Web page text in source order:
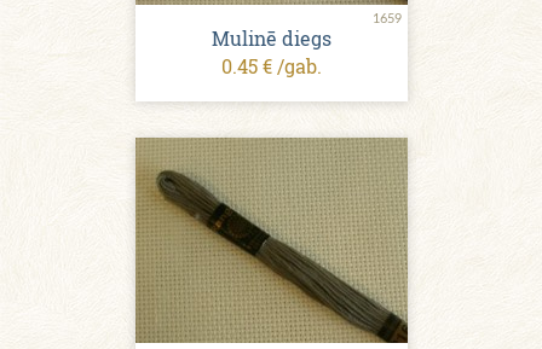
1659
Mulinē diegs
0.45 € /gab.